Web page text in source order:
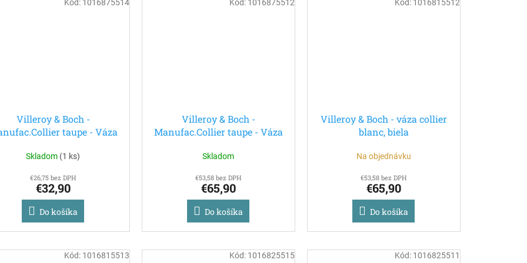
Villeroy & Boch -
taupe - Váza
Skladom (1 ks)
€26,75 bez DPH
€32,90
Do košíka
Kód: 1016875514
Villeroy & Boch -
Manufac.Collier taupe - Váza
Skladom
€53,58 bez DPH
€65,90
Do košíka
Kód: 1016875512
Villeroy & Boch - váza collier
blanc, biela
Na objednávku
€53,58 bez DPH
€65,90
Do košíka
Kód: 1016815512
Kód: 1016815513 Kód: 1016825515 Kód: 1016825511